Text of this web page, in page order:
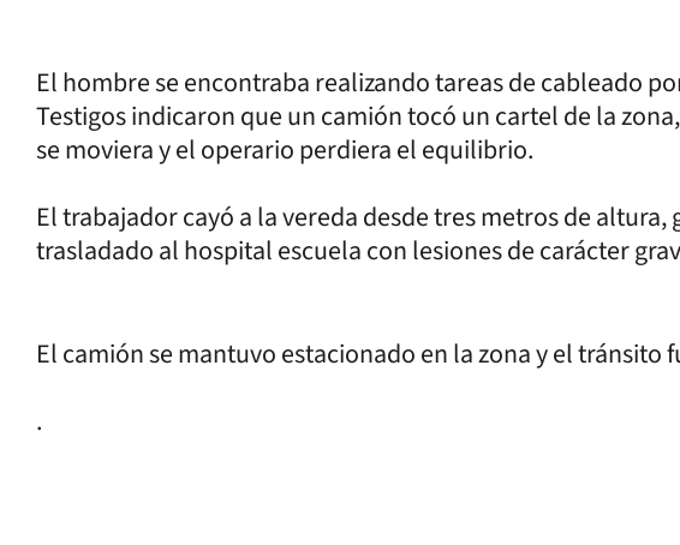
El hombre se encontraba realizando tareas de cableado
Testigos indicaron que un camión tocó un cartel de la
se moviera y el operario perdiera el equilibrio.
El trabajador cayó a la vereda desde tres metros de altura,
trasladado al hospital escuela con lesiones de carácter
El camión se mantuvo estacionado en la zona y el tránsito
.